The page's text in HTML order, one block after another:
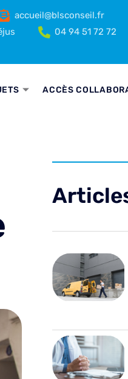
accueil@blsconseil.fr
04 94 51 72 72
ACCÈS